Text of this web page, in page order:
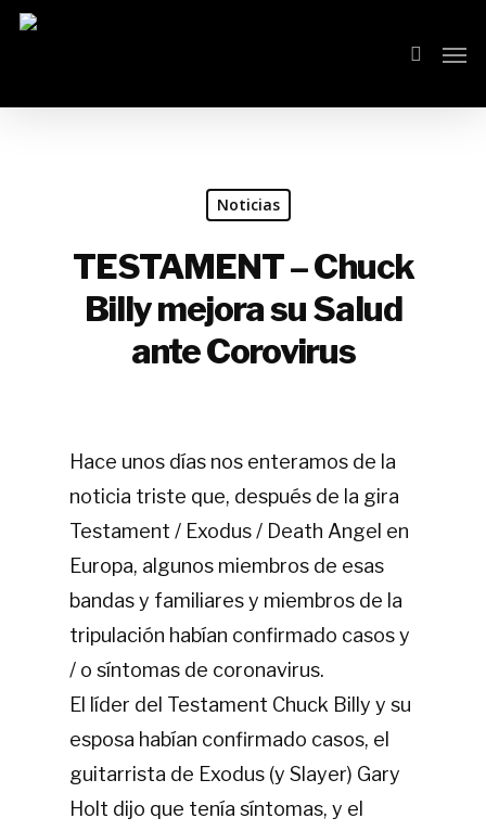
Skip
search
Noticias
TESTAMENT – Chuck
Billy mejora su Salud
ante Corovirus
Hace unos días nos enteramos de la
noticia triste que, después de la gira
Testament / Exodus / Death Angel en
Europa, algunos miembros de esas
bandas y familiares y miembros de la
tripulación habían confirmado casos y
/ o síntomas de coronavirus.
El líder del Testament Chuck Billy y su
esposa habían confirmado casos, el
guitarrista de Exodus (y Slayer) Gary
Holt dijo que tenía síntomas, y el